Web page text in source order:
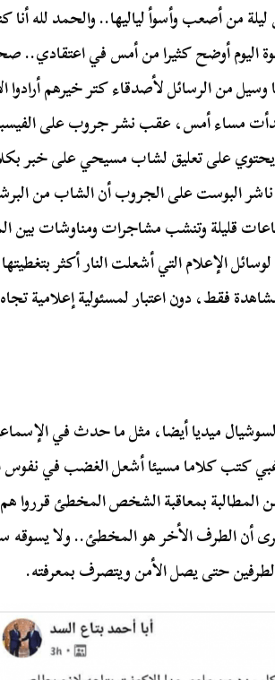
من أصعب وأسوأ لياليها.. والحمد لله أنا
اليوم أوضح كثيرا من أمس في اعتقادي..
من الرسائل لأصدقاء كتر خيرهم أرادوا
مساء أمس، عقب نشر جروب على
على تعليق لشاب مسيحي على خبر
البوست على الجروب أن الشاب من
قليلة وتنشب مشاجرات ومناوشات بين
الإعلام التي أشعلت النار أكثر
فقط، دون اعتبار لمسئولية إعلامية
ميديا أيضا، مثل ما حدث في
كتب كلاما مسيئا أشعل الغضب في نفوس
المطالبة بمعاقبة الشخص المخطئ قرروا
أن الطرف الأخر هو المخطئ.. ولا
حتى يصل الأمن ويتصرف بمعرفته.